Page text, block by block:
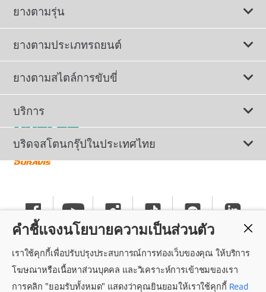
คำชี้แจงนโยบายความเป็นส่วนตัว
เราใช้คุกกี้เพื่อปรับปรุงประสบการณ์การท่องเว็บของคุณ ให้บริการ
โฆษณาหรือเนื้อหาส่วนบุคคล และวิเคราะห์การเข้าชมของเรา
การคลิก "ยอมรับทั้งหมด" แสดงว่าคุณยินยอมให้เราใช้คุกกี้ Read
ยางตามรุ่น
ยางตามประเภทรถยนต์
ดูยางทั้งหมด
ยางรถยนต์นั่ง
ยางรถ SUV/CUV/4x4
ยางรถบรรทุกและรถโดยสาร
แค็ตตาล็อกยางรถยนต์
ยางตามสไตล์การขับขี่
ยางรถยนต์นุ่มเงียบ
ยางสปอร์ตสมรรถนะสูง
ยางรถยนต์ประหยัดน้ำมัน
ยางรถออฟโรด
ยางรันแฟลต
บริการ
ติดต่อเรา
คำแนะนำทั่วไปเกี่ยวกับการใช้ยาง
นโยบายความเป็นส่วนตัว
ถอนความยินยอม
บริดจสโตนกรุ๊ปในประเทศไทย
ข่าวประชาสัมพันธ์
ร่วมงานกับบริดจสโตน
ศูนย์บริการค็อกพิท